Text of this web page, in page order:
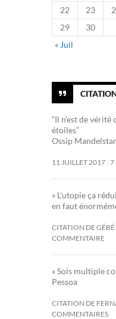
22
23
29
30
« Juil
“Il n’est de vérité
étoiles”
Ossip
11 JUILLET 2017 7
« L’utopie ça
en faut
CITATION DE GÉBÉ
COMMENTAIRE
« Sois multiple
Pessoa
CITATION DE
COMMENTAIRES